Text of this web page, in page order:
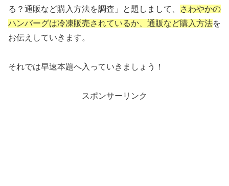
る？通販など購入方法を調査」と題しまして、
さわやかの
ハンバーグは冷凍販売されているか、通販など購入方法を
お伝えしていきます。
それでは早速本題へ入っていきましょう！
スポンサーリンク